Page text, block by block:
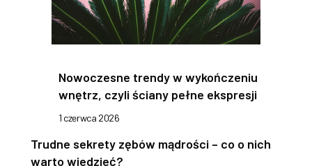
Nowoczesne trendy w wykończeniu
wnętrz, czyli ściany pełne ekspresji
1 czerwca 2026
Trudne sekrety zębów mądrości – co o nich
warto wiedzieć?